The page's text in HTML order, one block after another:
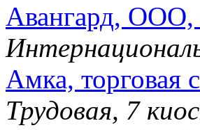
Авангард, ООО,
Амка, торговая
Трудовая, 7